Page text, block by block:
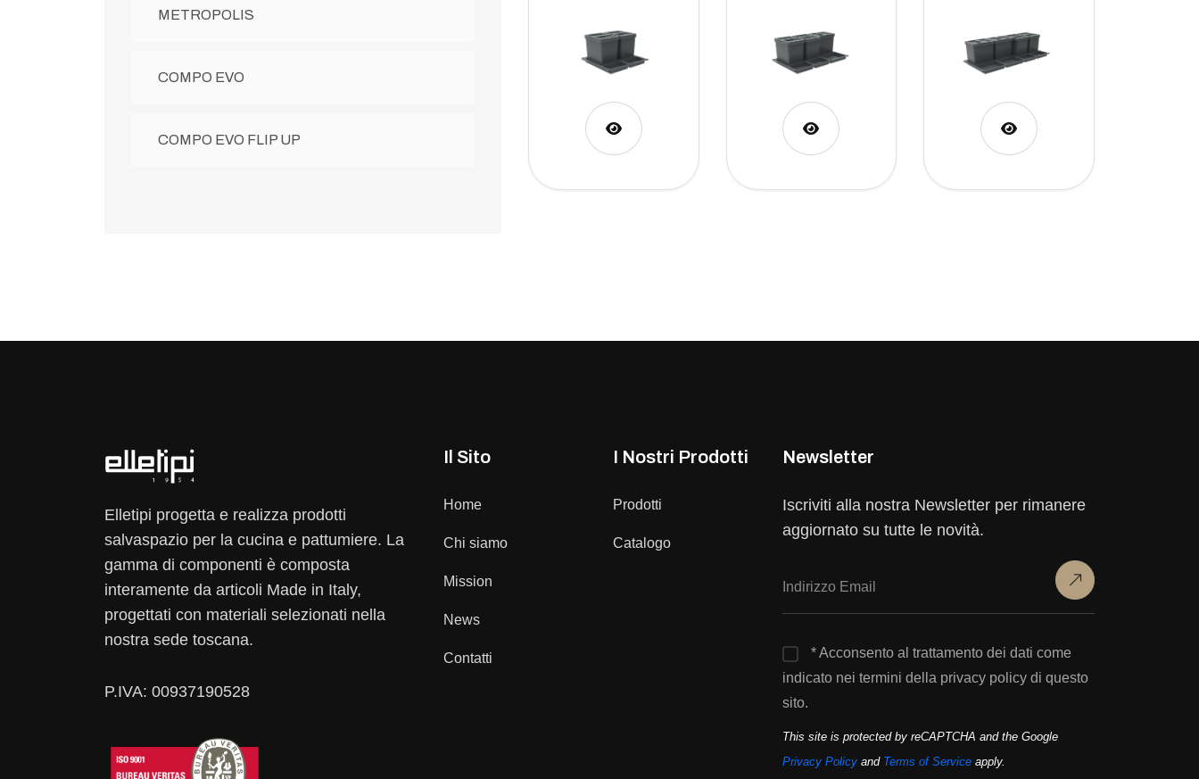
METROPOLIS
COMPO EVO
COMPO EVO FLIP UP
Elletipi progetta e realizza prodotti
salvaspazio per la cucina e pattumiere. La
gamma di componenti è composta
interamente da articoli Made in Italy,
progettati con materiali selezionati nella
nostra sede toscana.
P.IVA: 00937190528
Il Sito
Home
Chi siamo
Mission
News
Contatti
I Nostri Prodotti
Prodotti
Catalogo
Newsletter
Iscriviti alla nostra Newsletter per rimanere
aggiornato su tutte le novità.
* Acconsento al trattamento dei dati come
indicato nei termini della privacy policy di questo
sito.
This site is protected by reCAPTCHA and the Google
Privacy Policy and Terms of Service apply.